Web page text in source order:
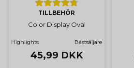
TILLBEHÖR
Color Display Oval
Highlights Bästsäljare
45,99 DKK